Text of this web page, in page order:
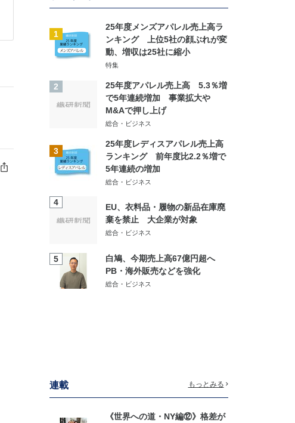
1
25年度メンズアパレル売上高ラ
ンキング 上位5社の顔ぶれが変
動、増収は25社に縮小
特集
2
25年度アパレル売上高 5.3％増
で5年連続増加 事業拡大や
M&Aで押し上げ
総合・ビジネス
3
25年度レディスアパレル売上高
ランキング 前年度比2.2％増で
5年連続の増加
総合・ビジネス
4
EU、衣料品・履物の新品在庫廃
棄を禁止 大企業が対象
総合・ビジネス
5
白鳩、今期売上高67億円超へ
PB・海外販売などを強化
総合・ビジネス
連載 もっとみる
《世界への道・NY編⑫》格差が